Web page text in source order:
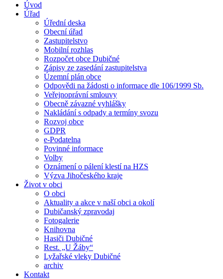
Úvod
Úřad
Úřední deska
Obecní úřad
Zastupitelstvo
Mobilní rozhlas
Rozpočet obce Dubičné
Zápisy ze zasedání zastupitelstva
Územní plán obce
Odpovědi na žádosti o informace dle 106/1999 Sb.
Veřejnoprávní smlouvy
Obecně závazné vyhlášky
Nakládání s odpady a termíny svozu
Rozvoj obce
GDPR
e-Podatelna
Povinné informace
Volby
Oznámení o pálení klestí na HZS
Výzva Jihočeského kraje
Život v obci
O obci
Aktuality a akce v naší obci a okolí
Dubičanský zpravodaj
Fotogalerie
Knihovna
Hasiči Dubičné
Rest. „U Žáby“
Lyžařské vleky Dubičné
archiv
Kontakt